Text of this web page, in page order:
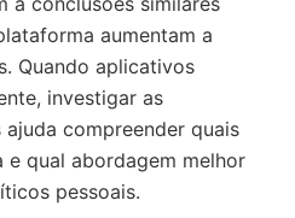
aumentam a
Quando aplicativos
investigar as
compreender quais
qual abordagem melhor
pessoais.